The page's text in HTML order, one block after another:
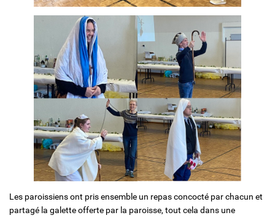
Les paroissiens ont pris ensemble un repas concocté par chacun et
partagé la galette offerte par la paroisse, tout cela dans une